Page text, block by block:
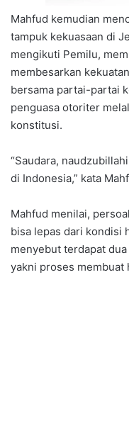
Mahfud kemudian
tampuk kekuasaan di
mengikuti Pemilu,
membesarkan
bersama partai-partai
penguasa otoriter
konstitusi.
“Saudara,
di Indonesia,” kata
Mahfud menilai,
bisa lepas dari kondisi
menyebut terdapat
yakni proses membuat